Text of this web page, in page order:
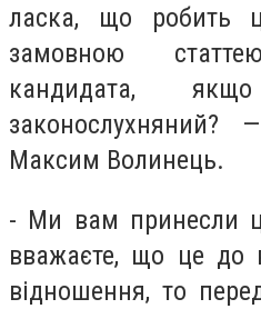
ласка, що робить
замовною
кандидата,
законослухняний?
Максим Волинець.
- Ми вам принесли
вважаєте, що це до
відношення, то